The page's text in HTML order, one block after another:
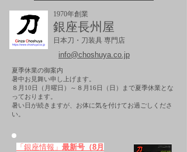
1970年創業
銀座長州屋
日本刀・刀装具 専門店
info@choshuya.co.jp
夏季休業の御案内
暑中お見舞い申し上げます。
８月10日（月曜日）～８月16日（日）まで夏季休業とな
っております。
​暑い日が続きますが、お体に気を付けてお過ごしくださ
い。
「銀座情報」 最新号（8月